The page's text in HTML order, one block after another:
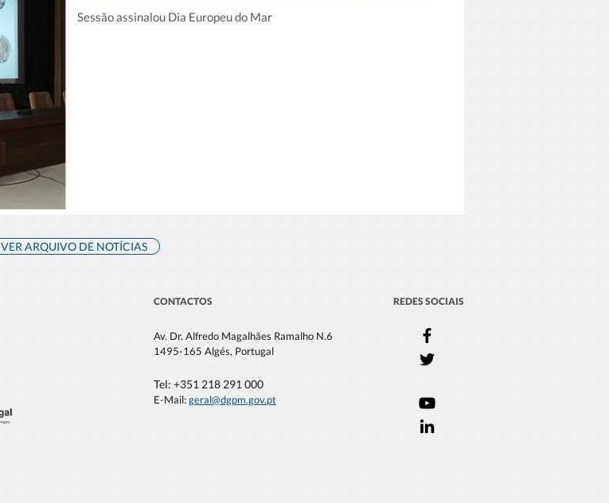
Sessão assinalou Dia Europeu do Mar
VER ARQUIVO DE NOTÍCIAS
CONTACTOS
Av. Dr. Alfredo Magalhães Ramalho N.6
1495-165 Algés, Portugal
Tel: +351 218 291 000
E-Mail:geral@dgpm.gov.pt
REDES SOCIAIS